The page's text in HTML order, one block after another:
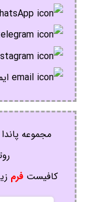
مجموعه
کافیستفرم